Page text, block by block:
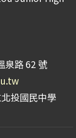
泉路 62 號
投國民中學